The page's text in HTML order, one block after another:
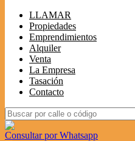
LLAMAR
Propiedades
Emprendimientos
Alquiler
Venta
La Empresa
Tasación
Contacto
Consultar por Whatsapp